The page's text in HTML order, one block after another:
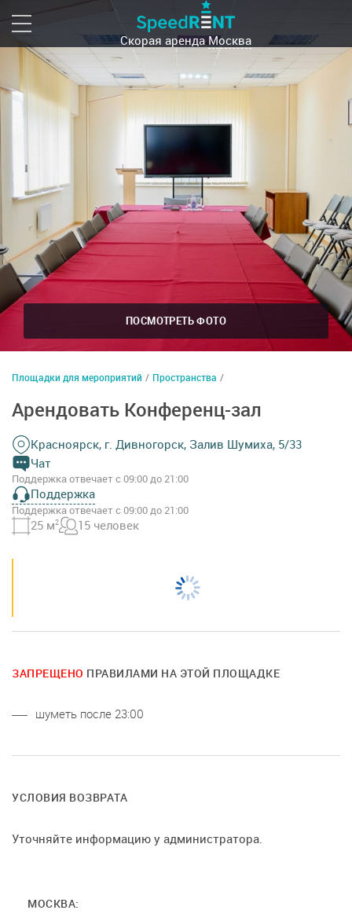
Скорая арендаМосква
ПОСМОТРЕТЬ ФОТО
Площадки для мероприятий / Пространства /
Арендовать Конференц-зал
Красноярск, г. Дивногорск, Залив Шумиха, 5/33
Чат
Поддержка отвечает с 09:00 до 21:00
Поддержка
Поддержка отвечает с 09:00 до 21:00
25 м2 15 человек
ЗАПРЕЩЕНО ПРАВИЛАМИ НА ЭТОЙ ПЛОЩАДКЕ
шуметь после 23:00
УСЛОВИЯ ВОЗВРАТА
Уточняйте информацию у администратора.
МОСКВА: